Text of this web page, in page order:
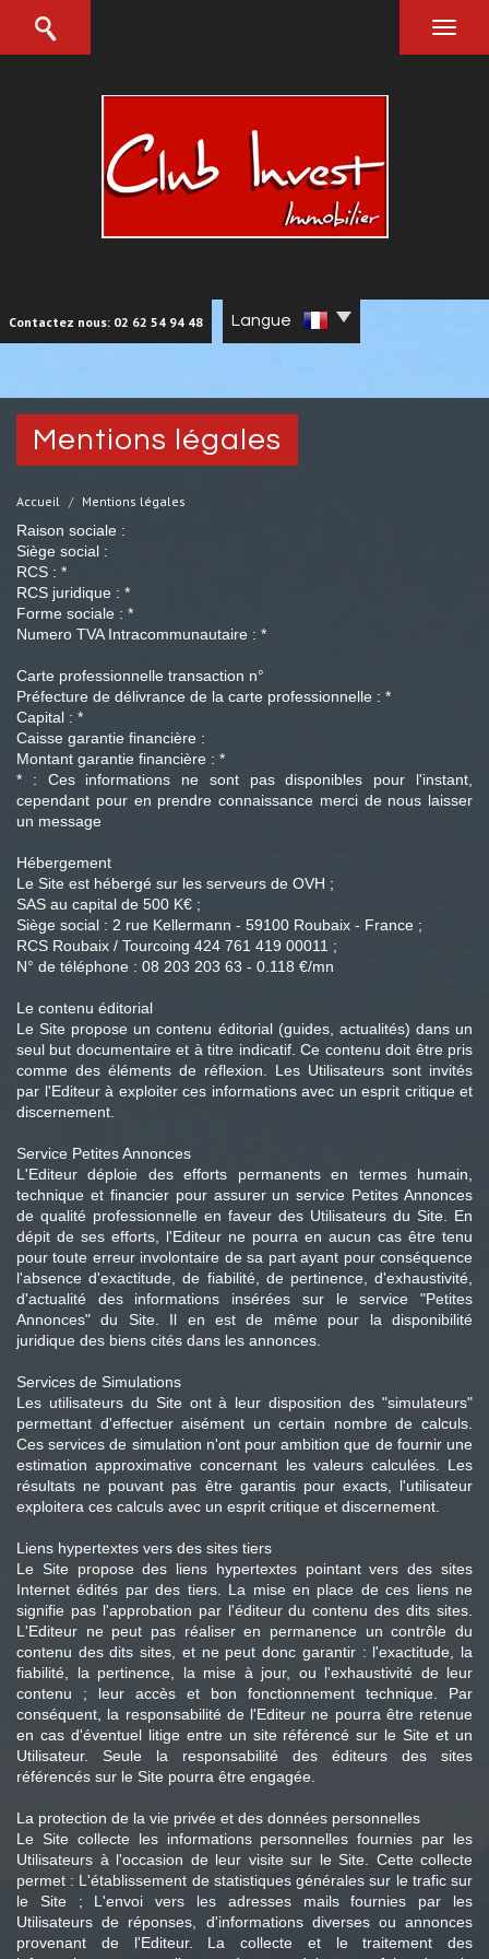
Contactez nous: 02 62 54 94 48 Langue
mentions légales
Accueil Mentions légales
Raison sociale :
Siège social :
RCS : *
RCS juridique : *
Forme sociale : *
Numero TVA Intracommunautaire : *
Carte professionnelle transaction n°
Préfecture de délivrance de la carte professionnelle : *
Capital : *
Caisse garantie financière :
Montant garantie financière : *
* : Ces informations ne sont pas disponibles pour l'instant,
cependant pour en prendre connaissance merci de nous laisser
un message
Hébergement
Le Site est hébergé sur les serveurs de OVH ;
SAS au capital de 500 K€ ;
Siège social : 2 rue Kellermann - 59100 Roubaix - France ;
RCS Roubaix / Tourcoing 424 761 419 00011 ;
N° de téléphone : 08 203 203 63 - 0.118 €/mn
Le contenu éditorial
Le Site propose un contenu éditorial (guides, actualités) dans un
seul but documentaire et à titre indicatif. Ce contenu doit être pris
comme des éléments de réflexion. Les Utilisateurs sont invités
par l'Editeur à exploiter ces informations avec un esprit critique et
discernement.
Service Petites Annonces
L'Editeur déploie des efforts permanents en termes humain,
technique et financier pour assurer un service Petites Annonces
de qualité professionnelle en faveur des Utilisateurs du Site. En
dépit de ses efforts, l'Editeur ne pourra en aucun cas être tenu
pour toute erreur involontaire de sa part ayant pour conséquence
l'absence d'exactitude, de fiabilité, de pertinence, d'exhaustivité,
d'actualité des informations insérées sur le service "Petites
Annonces" du Site. Il en est de même pour la disponibilité
juridique des biens cités dans les annonces.
Services de Simulations
Les utilisateurs du Site ont à leur disposition des "simulateurs"
permettant d'effectuer aisément un certain nombre de calculs.
Ces services de simulation n'ont pour ambition que de fournir une
estimation approximative concernant les valeurs calculées. Les
résultats ne pouvant pas être garantis pour exacts, l'utilisateur
exploitera ces calculs avec un esprit critique et discernement.
Liens hypertextes vers des sites tiers
Le Site propose des liens hypertextes pointant vers des sites
Internet édités par des tiers. La mise en place de ces liens ne
signifie pas l'approbation par l'éditeur du contenu des dits sites.
L'Editeur ne peut pas réaliser en permanence un contrôle du
contenu des dits sites, et ne peut donc garantir : l'exactitude, la
fiabilité, la pertinence, la mise à jour, ou l'exhaustivité de leur
contenu ; leur accès et bon fonctionnement technique. Par
conséquent, la responsabilité de l'Editeur ne pourra être retenue
en cas d'éventuel litige entre un site référencé sur le Site et un
Utilisateur. Seule la responsabilité des éditeurs des sites
référencés sur le Site pourra être engagée.
La protection de la vie privée et des données personnelles
Le Site collecte les informations personnelles fournies par les
Utilisateurs à l'occasion de leur visite sur le Site. Cette collecte
permet : L'établissement de statistiques générales sur le trafic sur
le Site ; L'envoi vers les adresses mails fournies par les
Utilisateurs de réponses, d'informations diverses ou annonces
provenant de l'Editeur. La collecte et le traitement des